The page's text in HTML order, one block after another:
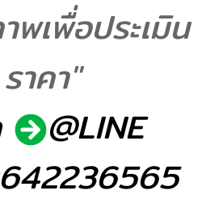
พเพื่อประเมิน
ราคา"
@LINE